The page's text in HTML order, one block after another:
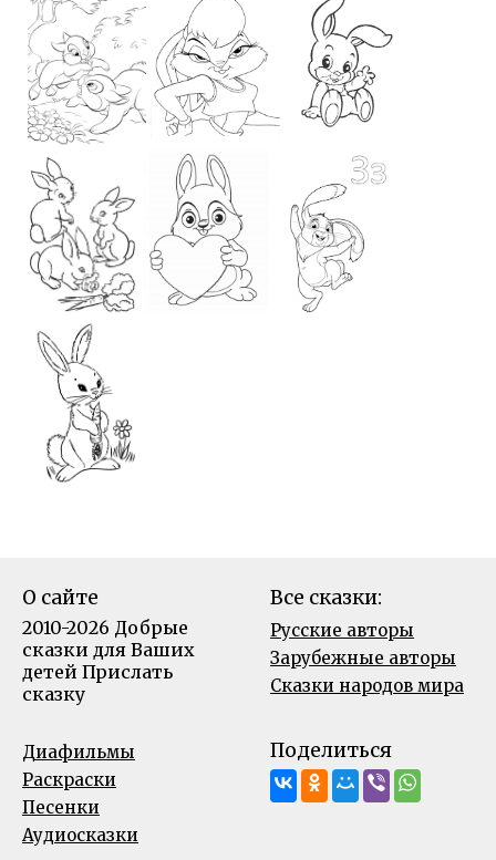
О сайте
2010-2026 Добрые
сказки для Ваших
детей Прислать
сказку
Все сказки:
Русские авторы
Зарубежные авторы
Сказки народов мира
Диафильмы
Раскраски
Песенки
Аудиосказки
Поделиться